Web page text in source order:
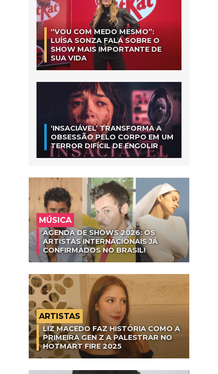
“VOU COM MEDO MESMO”:
LUÍSA SONZA FALA SOBRE O
SHOW MAIS IMPORTANTE DE
SUA VIDA
‘INSACIÁVEL’ TRANSFORMA A
OBSESSÃO PELO CORPO EM UM
TERROR DIFÍCIL DE ENGOLIR
MÚSICA
AGENDA DE SHOWS 2026: OS
ARTISTAS INTERNACIONAIS JÁ
CONFIRMADOS NO BRASIL!
ARTISTAS
LIZ MACEDO FAZ HISTÓRIA COMO A
PRIMEIRA GEN Z A PALESTRAR NO
HOTMART FIRE 2025